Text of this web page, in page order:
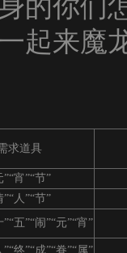
的你们
起来魔
求道具
”“宵”“节”
”“人”“节”
”“五”“闹”“元”“宵”
”“终”“成”“眷”“属”